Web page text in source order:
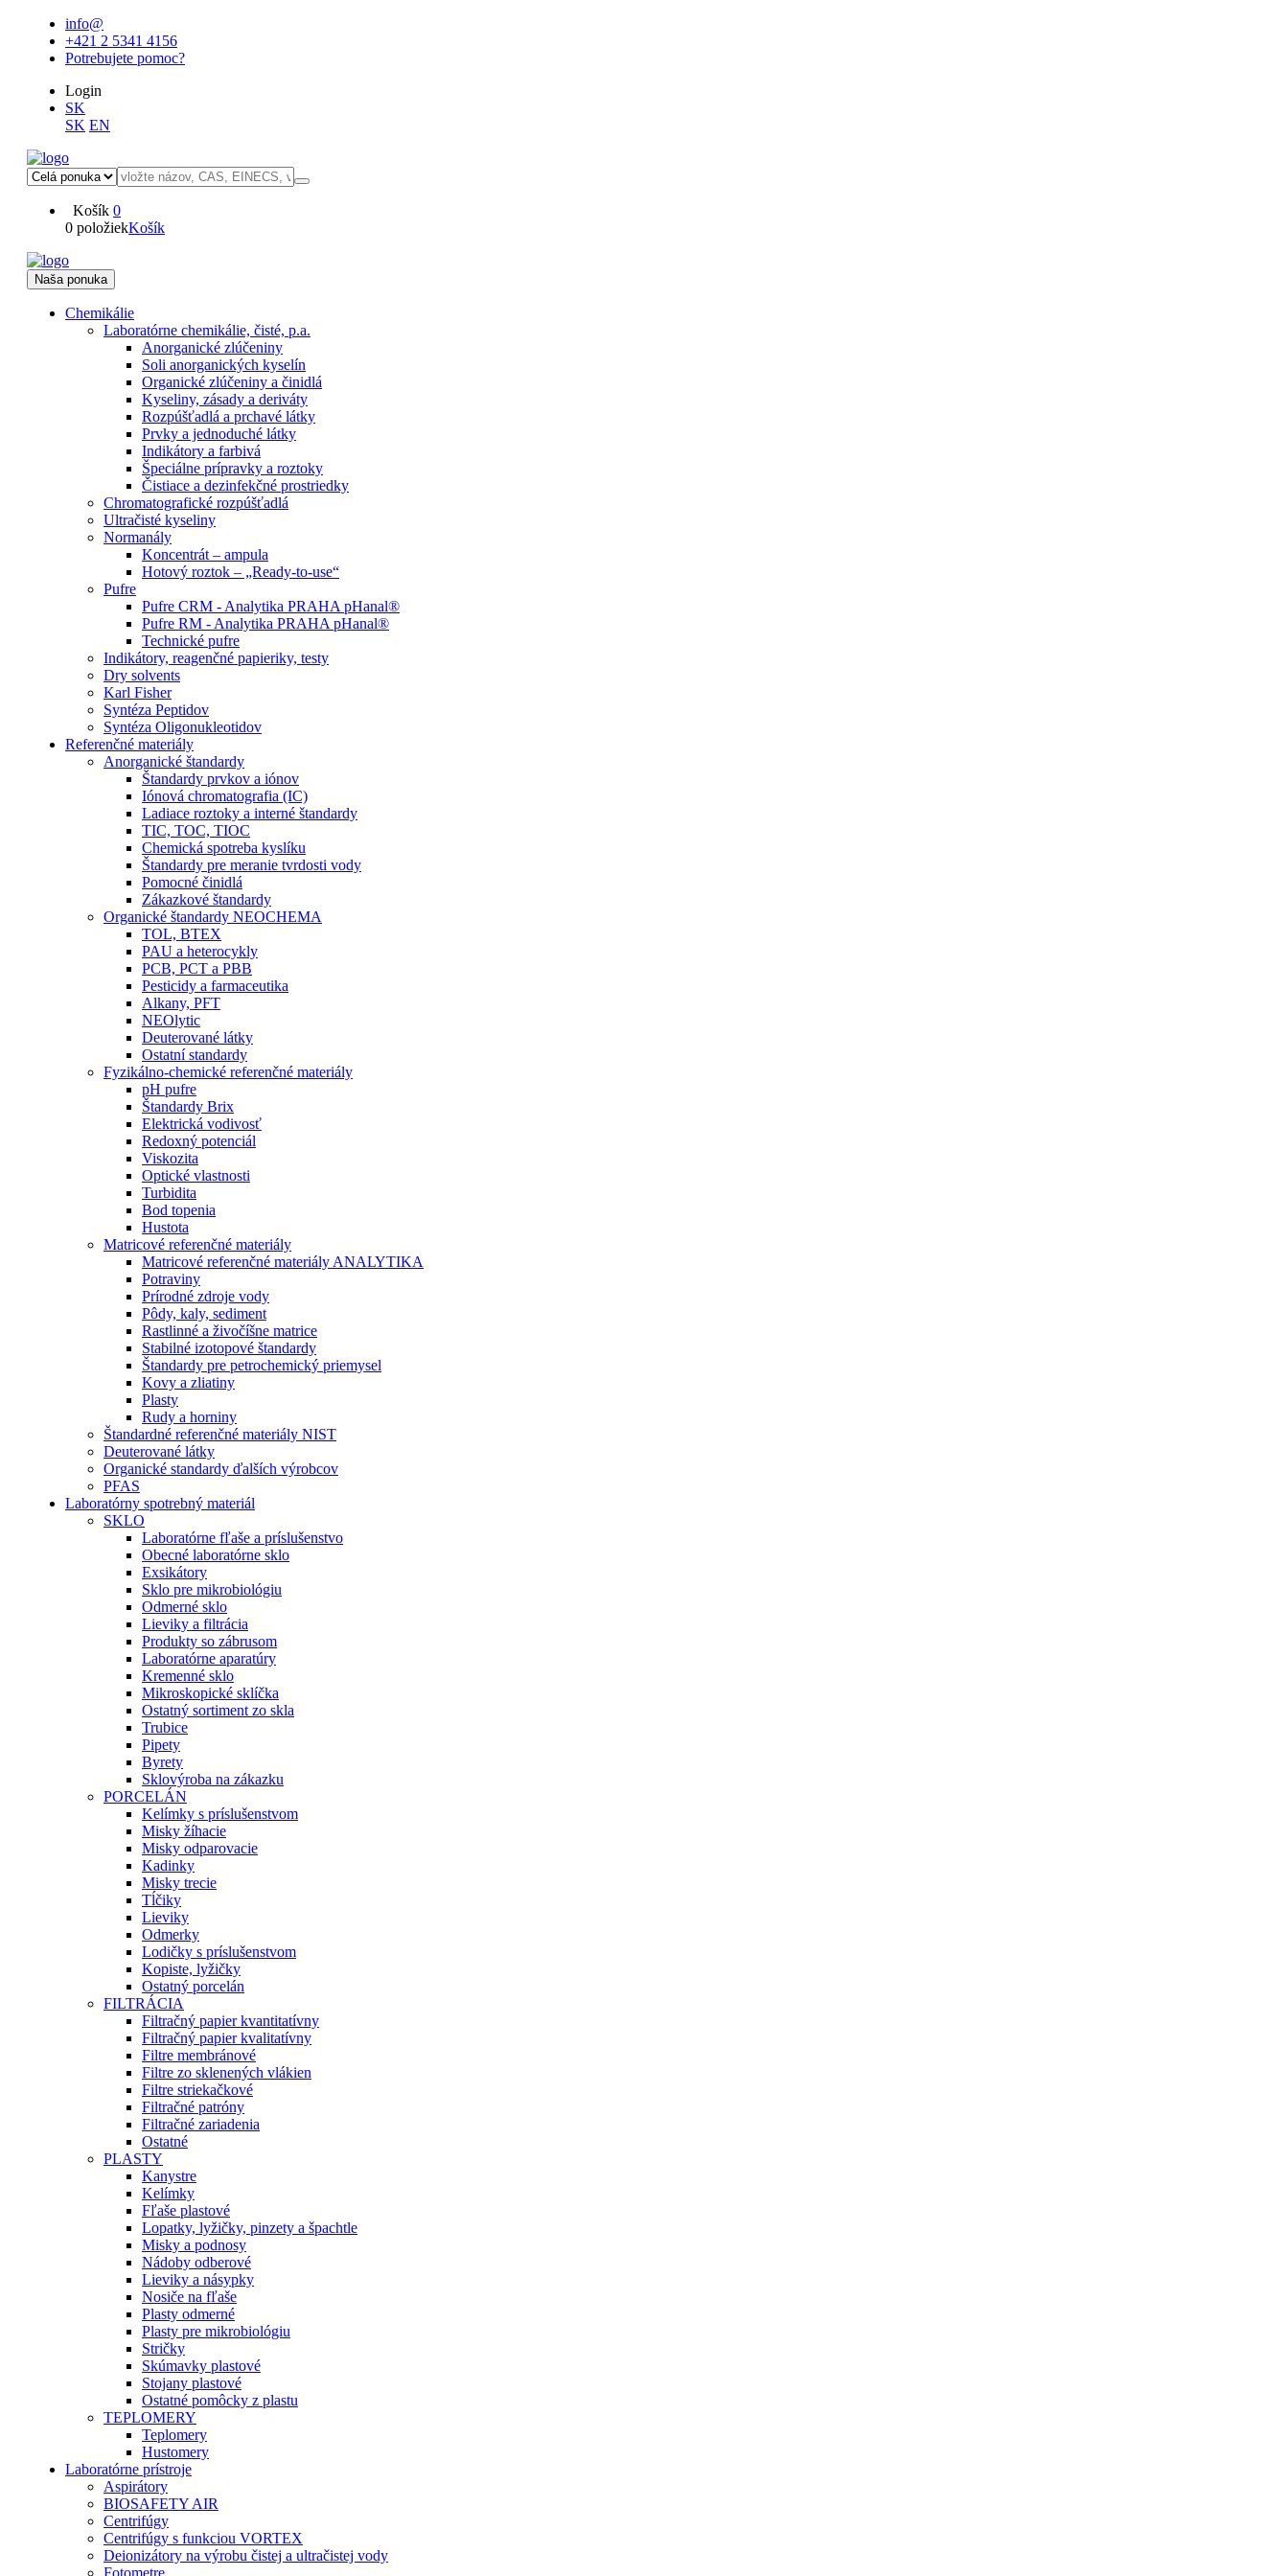
info@
+421 2 5341 4156
Potrebujete pomoc?
Login
SK
SK EN
Košík 0
0 položiekKošík
Naša ponuka
Chemikálie
Laboratórne chemikálie, čisté, p.a.
Anorganické zlúčeniny
Soli anorganických kyselín
Organické zlúčeniny a činidlá
Kyseliny, zásady a deriváty
Rozpúšťadlá a prchavé látky
Prvky a jednoduché látky
Indikátory a farbivá
Špeciálne prípravky a roztoky
Čistiace a dezinfekčné prostriedky
Chromatografické rozpúšťadlá
Ultračisté kyseliny
Normanály
Koncentrát – ampula
Hotový roztok – „Ready-to-use“
Pufre
Pufre CRM - Analytika PRAHA pHanal®
Pufre RM - Analytika PRAHA pHanal®
Technické pufre
Indikátory, reagenčné papieriky, testy
Dry solvents
Karl Fisher
Syntéza Peptidov
Syntéza Oligonukleotidov
Referenčné materiály
Anorganické štandardy
Štandardy prvkov a iónov
Iónová chromatografia (IC)
Ladiace roztoky a interné štandardy
TIC, TOC, TIOC
Chemická spotreba kyslíku
Štandardy pre meranie tvrdosti vody
Pomocné činidlá
Zákazkové štandardy
Organické štandardy NEOCHEMA
TOL, BTEX
PAU a heterocykly
PCB, PCT a PBB
Pesticidy a farmaceutika
Alkany, PFT
NEOlytic
Deuterované látky
Ostatní standardy
Fyzikálno-chemické referenčné materiály
pH pufre
Štandardy Brix
Elektrická vodivosť
Redoxný potenciál
Viskozita
Optické vlastnosti
Turbidita
Bod topenia
Hustota
Matricové referenčné materiály
Matricové referenčné materiály ANALYTIKA
Potraviny
Prírodné zdroje vody
Pôdy, kaly, sediment
Rastlinné a živočíšne matrice
Stabilné izotopové štandardy
Štandardy pre petrochemický priemysel
Kovy a zliatiny
Plasty
Rudy a horniny
Štandardné referenčné materiály NIST
Deuterované látky
Organické standardy ďalších výrobcov
PFAS
Laboratórny spotrebný materiál
SKLO
Laboratórne fľaše a príslušenstvo
Obecné laboratórne sklo
Exsikátory
Sklo pre mikrobiológiu
Odmerné sklo
Lieviky a filtrácia
Produkty so zábrusom
Laboratórne aparatúry
Kremenné sklo
Mikroskopické sklíčka
Ostatný sortiment zo skla
Trubice
Pipety
Byrety
Sklovýroba na zákazku
PORCELÁN
Kelímky s príslušenstvom
Misky žíhacie
Misky odparovacie
Kadinky
Misky trecie
Tĺčiky
Lieviky
Odmerky
Lodičky s príslušenstvom
Kopiste, lyžičky
Ostatný porcelán
FILTRÁCIA
Filtračný papier kvantitatívny
Filtračný papier kvalitatívny
Filtre membránové
Filtre zo sklenených vlákien
Filtre striekačkové
Filtračné patróny
Filtračné zariadenia
Ostatné
PLASTY
Kanystre
Kelímky
Fľaše plastové
Lopatky, lyžičky, pinzety a špachtle
Misky a podnosy
Nádoby odberové
Lieviky a násypky
Nosiče na fľaše
Plasty odmerné
Plasty pre mikrobiológiu
Stričky
Skúmavky plastové
Stojany plastové
Ostatné pomôcky z plastu
TEPLOMERY
Teplomery
Hustomery
Laboratórne prístroje
Aspirátory
BIOSAFETY AIR
Centrifúgy
Centrifúgy s funkciou VORTEX
Deionizátory na výrobu čistej a ultračistej vody
Fotometre